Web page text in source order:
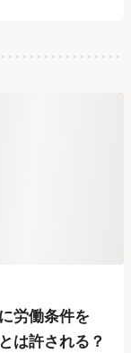
労働条件を
は許される？